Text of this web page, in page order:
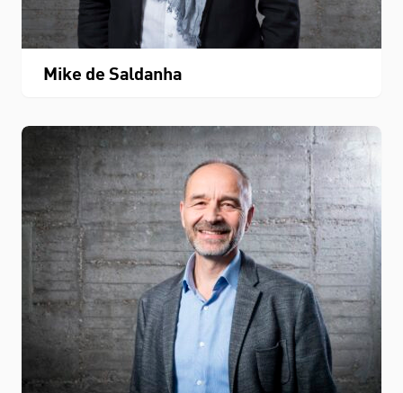
Mike de Saldanha